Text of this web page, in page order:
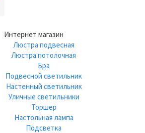
Интернет магазин
Люстра подвесная
Люстра потолочная
Бра
Подвесной светильник
Настенный светильник
Уличные светильники
Торшер
Настольная лампа
Подсветка